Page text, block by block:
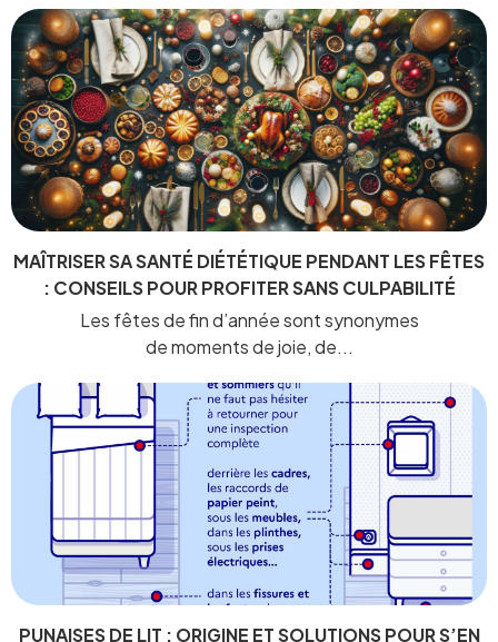
MAÎTRISER SA SANTÉ DIÉTÉTIQUE PENDANT LES FÊTES
: CONSEILS POUR PROFITER SANS CULPABILITÉ
Les fêtes de fin d’année sont synonymes
de moments de joie, de...
PUNAISES DE LIT : ORIGINE ET SOLUTIONS POUR S’EN